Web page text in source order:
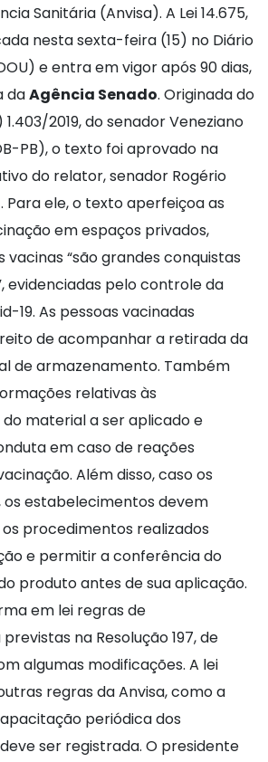
Sanitária (Anvisa). A Lei 14.675,
nesta sexta-feira (15) no Diário
e entra em vigor após 90 dias,
daAgência Senado. Originada do
1.403/2019, do senador Veneziano
PB), o texto foi aprovado na
do relator, senador Rogério
Para ele, o texto aperfeiçoa as
em espaços privados,
vacinas “são grandes conquistas
evidenciadas pelo controle da
19. As pessoas vacinadas
de acompanhar a retirada da
de armazenamento. Também
relativas às
material a ser aplicado e
em caso de reações
Além disso, caso os
os estabelecimentos devem
procedimentos realizados
e permitir a conferência do
produto antes de sua aplicação.
em lei regras de
na Resolução 197, de
algumas modificações. A lei
regras da Anvisa, como a
periódica dos
ser registrada. O presidente